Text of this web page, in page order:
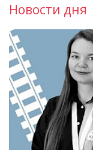
Новости дня